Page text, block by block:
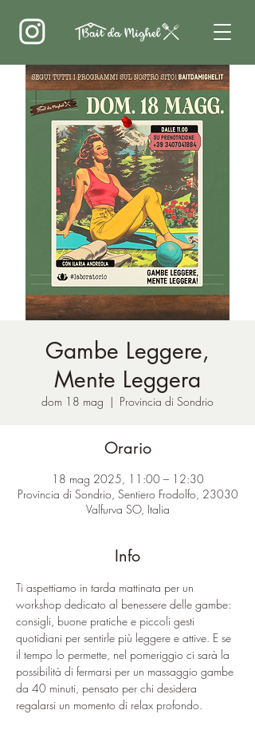
Gambe Leggere,
Mente Leggera
dom 18 mag
  |
Provincia di Sondrio
Orario
18 mag 2025, 11:00 – 12:30
Provincia di Sondrio, Sentiero Frodolfo, 23030
Valfurva SO, Italia
Info
Ti aspettiamo in tarda mattinata per un
workshop dedicato al benessere delle gambe:
consigli, buone pratiche e piccoli gesti
quotidiani per sentirle più leggere e attive. E se
il tempo lo permette, nel pomeriggio ci sarà la
possibilità di fermarsi per un massaggio gambe
da 40 minuti, pensato per chi desidera
regalarsi un momento di relax profondo.